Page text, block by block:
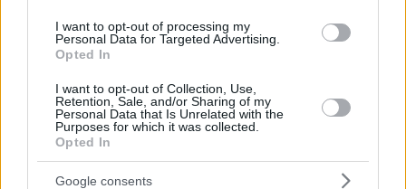
I want to opt-out of processing my
Personal Data for Targeted Advertising.
Opted In
I want to opt-out of Collection, Use,
Retention, Sale, and/or Sharing of my
Personal Data that Is Unrelated with the
Purposes for which it was collected.
Opted In
Google consents